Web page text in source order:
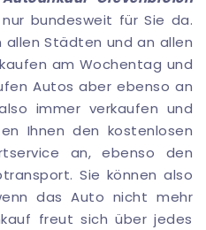
bundesweit für Sie da.
allen Städten und an allen
am Wochentag und
Autos aber ebenso an
immer verkaufen und
Ihnen den kostenlosen
an, ebenso den
Sie können also
das Auto nicht mehr
freut sich über jedes